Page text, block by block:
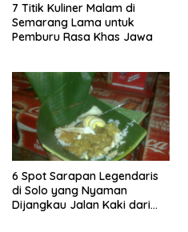
7 Titik Kuliner Malam di
Semarang Lama untuk
Pemburu Rasa Khas Jawa
6 Spot Sarapan Legendaris
di Solo yang Nyaman
Dijangkau Jalan Kaki dari